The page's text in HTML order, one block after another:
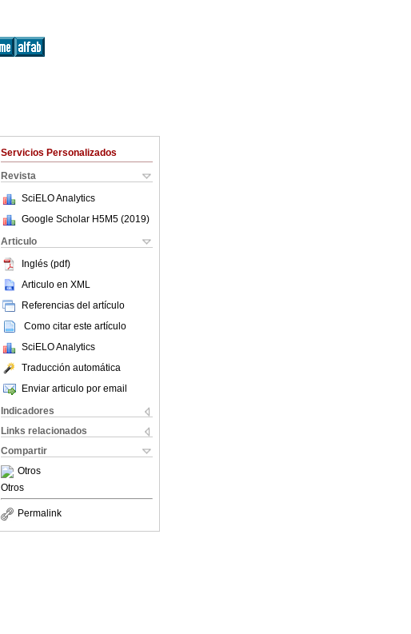
Servicios Personalizados
Revista
SciELO Analytics
Google Scholar H5M5 (2019)
Articulo
Inglés (pdf)
Articulo en XML
Referencias del artículo
Como citar este artículo
SciELO Analytics
Traducción automática
Enviar articulo por email
Indicadores
Links relacionados
Compartir
Otros
Otros
Permalink